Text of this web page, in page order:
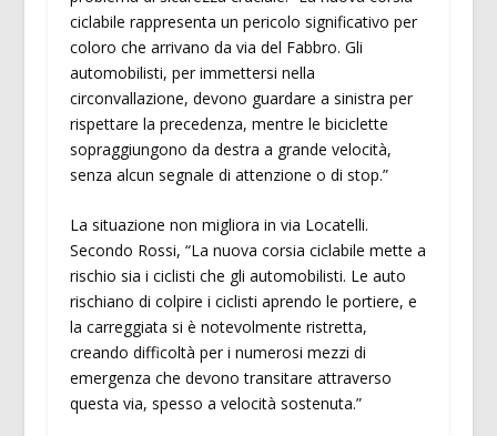
ciclabile rappresenta un pericolo significativo per
coloro che arrivano da via del Fabbro. Gli
automobilisti, per immettersi nella
circonvallazione, devono guardare a sinistra per
rispettare la precedenza, mentre le biciclette
sopraggiungono da destra a grande velocità,
senza alcun segnale di attenzione o di stop.”
La situazione non migliora in via Locatelli.
Secondo Rossi, “La nuova corsia ciclabile mette a
rischio sia i ciclisti che gli automobilisti. Le auto
rischiano di colpire i ciclisti aprendo le portiere, e
la carreggiata si è notevolmente ristretta,
creando difficoltà per i numerosi mezzi di
emergenza che devono transitare attraverso
questa via, spesso a velocità sostenuta.”